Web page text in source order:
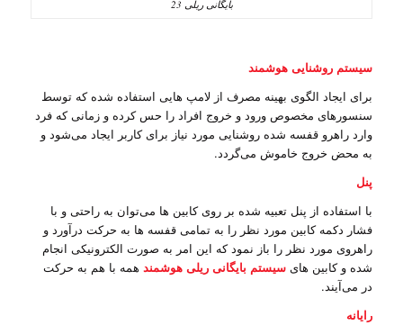
بایگانی ریلی 23
سیستم روشنایی هوشمند
برای ایجاد الگوی بهینه مصرف از لامپ هایی استفاده شده که توسط
سنسورهای مخصوص ورود و خروج افراد را حس کرده و زمانی که فرد
وارد راهرو قفسه شده روشنایی مورد نیاز برای کاربر ایجاد می‌شود و
به محض خروج خاموش می‌گردد.
پنل
با استفاده از پنل تعبیه شده بر روی کابین ها می‌توان به راحتی و با
فشار دکمه کابین مورد نظر را به تمامی قفسه ها به حرکت درآورد و
راهروی مورد نظر را باز نمود که این امر به صورت الکترونیکی انجام
شده و کابین های سیستم بایگانی ریلی هوشمندهمه با هم به حرکت
در می‌آیند.
رایانه